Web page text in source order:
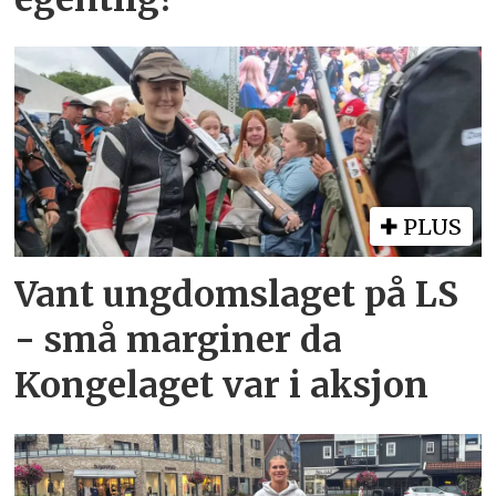
PLUS
Vant ungdomslaget på LS
- små marginer da
Kongelaget var i aksjon